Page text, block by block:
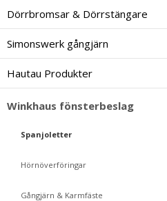
Dörrbromsar & Dörrstängare
Simonswerk gångjärn
Hautau Produkter
Winkhaus fönsterbeslag
Spanjoletter
Hörnöverföringar
Gångjärn & Karmfäste